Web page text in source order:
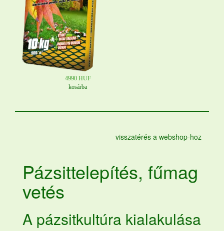
4990 HUF
kosárba
visszatérés a webshop-hoz
Pázsittelepítés, fűmag
vetés
A pázsitkultúra kialakulása